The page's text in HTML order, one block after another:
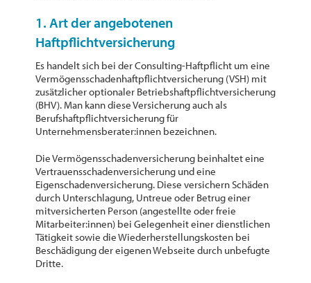
1. Art der angebotenen
Haftpflichtversicherung
Es handelt sich bei der Consulting-Haftpflicht um eine
Vermögensschadenhaftpflichtversicherung (VSH) mit
zusätzlicher optionaler Betriebshaftpflichtversicherung
(BHV). Man kann diese Versicherung auch als
Berufshaftpflichtversicherung für
Unternehmensberater:innen bezeichnen.
Die Vermögensschadenversicherung beinhaltet eine
Vertrauensschadenversicherung und eine
Eigenschadenversicherung. Diese versichern Schäden
durch Unterschlagung, Untreue oder Betrug einer
mitversicherten Person (angestellte oder freie
Mitarbeiter:innen) bei Gelegenheit einer dienstlichen
Tätigkeit sowie die Wiederherstellungskosten bei
Beschädigung der eigenen Webseite durch unbefugte
Dritte.